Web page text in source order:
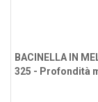
BACINELLA IN
325 - Profondità